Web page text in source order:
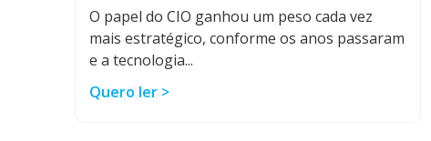
O papel do CIO ganhou um peso cada vez
mais estratégico, conforme os anos passaram
e a tecnologia...
Quero ler >